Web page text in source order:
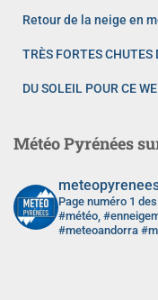
Retour de la neige en
TRÈS FORTES
DU SOLEIL POUR CE
Météo Pyrénées
Page numéro 1
#météo,
#meteoandorra